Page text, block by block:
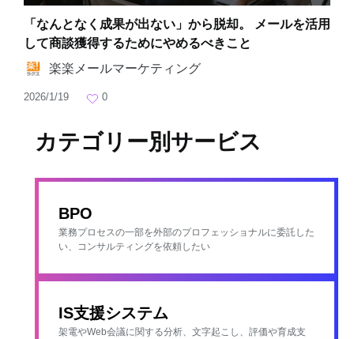
「なんとなく成果が出ない」から脱却。 メールを活用
して商談獲得するためにやめるべきこと
楽楽メールマーケティング
2026/1/19 0
カテゴリー別サービス
BPO
業務プロセスの一部を外部のプロフェッショナルに委託した
い、コンサルティングを依頼したい
IS支援システム
架電やWeb会議に関する分析、文字起こし、評価や育成支